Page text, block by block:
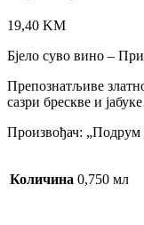
19,40 KM
Бјело суво вино –
Препознатљиве
сазри брескве и
Произвођач: „Подрум
Количина 0,750 мл